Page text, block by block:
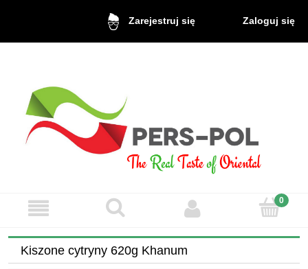
Zarejestruj się Zaloguj się
Kiszone cytryny 620g Khanum